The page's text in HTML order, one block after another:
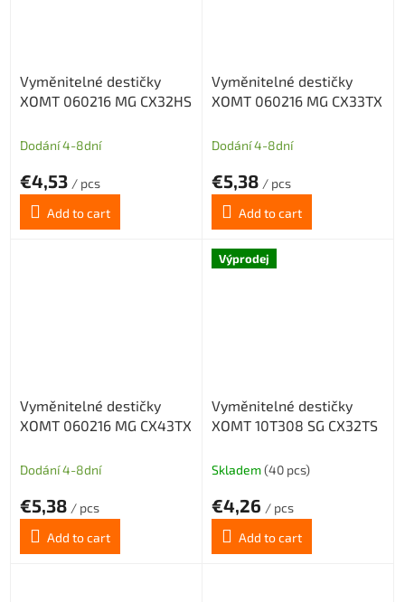
Vyměnitelné destičky
XOMT 060216 MG CX32HS
Dodání 4-8dní
€4,53 / pcs
Add to cart
Vyměnitelné destičky
XOMT 060216 MG CX33TX
Dodání 4-8dní
€5,38 / pcs
Add to cart
Vyměnitelné destičky
XOMT 060216 MG CX43TX
Dodání 4-8dní
€5,38 / pcs
Add to cart
Výprodej
Vyměnitelné destičky
XOMT 10T308 SG CX32TS
Skladem(40 pcs)
€4,26 / pcs
Add to cart